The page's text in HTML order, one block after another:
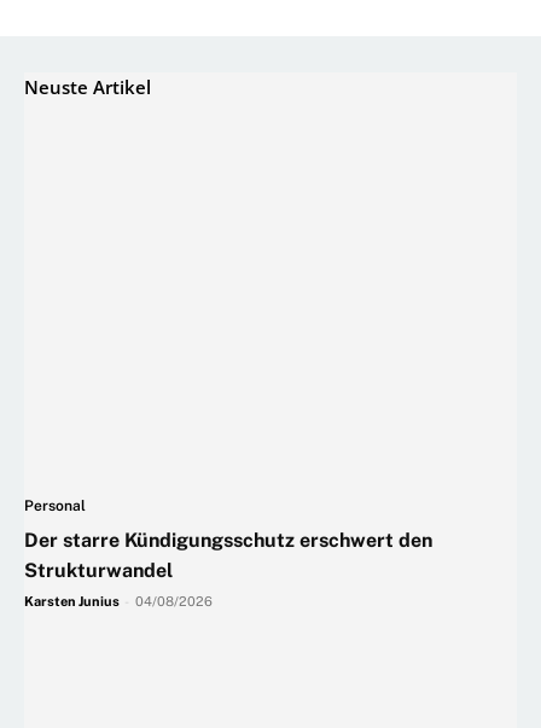
Neuste Artikel
Personal
Der starre Kündigungsschutz erschwert den
Strukturwandel
Karsten Junius 04/08/2026